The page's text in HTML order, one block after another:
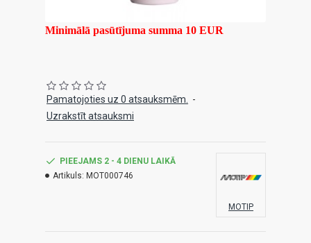
Minimālā pasūtījuma summa 10 EUR
Pamatojoties uz 0 atsauksmēm.
-
Uzrakstīt atsauksmi
PIEEJAMS 2 - 4 DIENU LAIKĀ
Artikuls: MOT000746
MOTIP